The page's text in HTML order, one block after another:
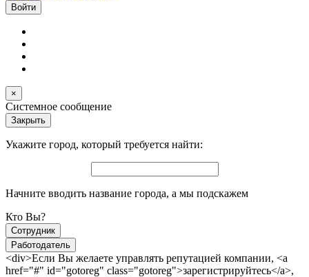
×
Системное сообщение
Закрыть
Укажите город, который требуется найти:
Начните вводить название города, а мы подскажем
Кто Вы?
Сотрудник
Работодатель
<div>Если Вы желаете управлять репутацией компании, <a
href="#" id="gotoreg" class="gotoreg">зарегистрируйтесь</a>,